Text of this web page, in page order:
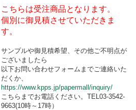
こちらは受注商品となります。
個別に御見積させていただきま
す。
サンプルや御見積希望、その他ご不明点が
ございましたら
以下お問い合わせフォームまでご連絡いた
だくか、
https://www.kpps.jp/papermall/inquiry/
こちらまでお電話ください。TEL03-3542-
9663(10時～17時）